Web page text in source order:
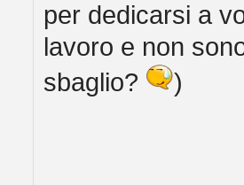
per dedicarsi a
lavoro e non
sbaglio?
)